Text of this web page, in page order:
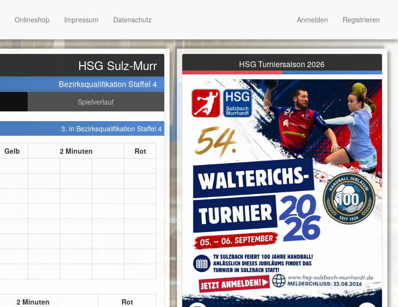
HSG Sulz-Murr
Bezirksqualifikation Staffel 4
Spielverlauf
3. in Bezirksqualifikation Staffel 4
Gelb 2 Minuten
Rot
2 Minuten Rot
HSG Turniersaison 2026
Onlineshop Impressum Datenschutz Anmelden Registrieren